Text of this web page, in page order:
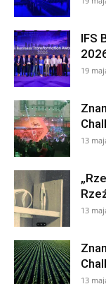
IFS
19
13
13
13